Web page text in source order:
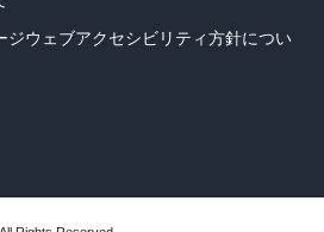
ジウェブアクセシビリティ方針につい